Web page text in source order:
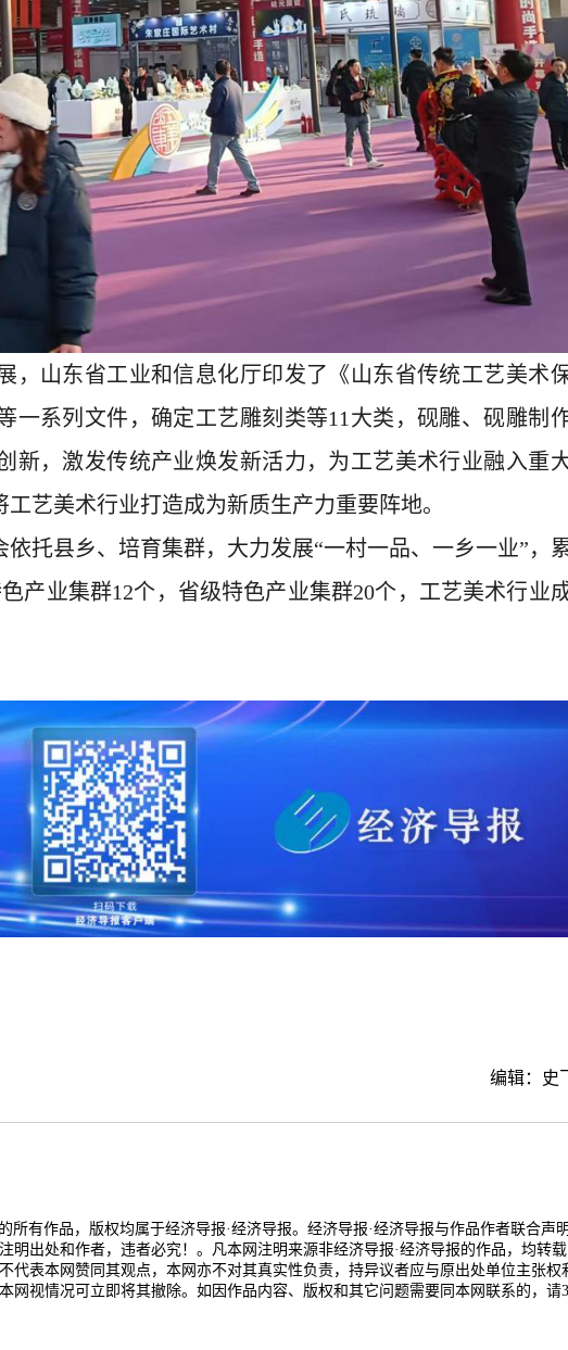
，山东省工业和信息化厅印发了《山东省传统工艺美术
一系列文件，确定工艺雕刻类等11大类，砚雕、砚雕制
新，激发传统产业焕发新活力，为工艺美术行业融入重
艺美术行业打造成为新质生产力重要阵地。
托县乡、培育集群，大力发展“一村一品、一乡一业”，
产业集群12个，省级特色产业集群20个，工艺美术行业
编辑：史
所有作品，版权均属于经济导报·经济导报。经济导报·经济导报与作品作者联合声
明出处和作者，违者必究！。凡本网注明来源非经济导报·经济导报的作品，均转
代表本网赞同其观点，本网亦不对其真实性负责，持异议者应与原出处单位主张权
网视情况可立即将其撤除。如因作品内容、版权和其它问题需要同本网联系的，请